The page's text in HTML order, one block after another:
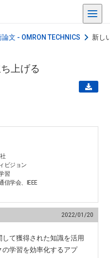
文 - OMRON TECHNICS 新し
上げる
ビジョン
習
信学会、IEEE
2022/01/20
て獲得された知識を活用
の学習を効率化するアプ